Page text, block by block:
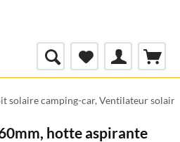
solaire camping-car, Ventilateur solaire
hotte aspirante